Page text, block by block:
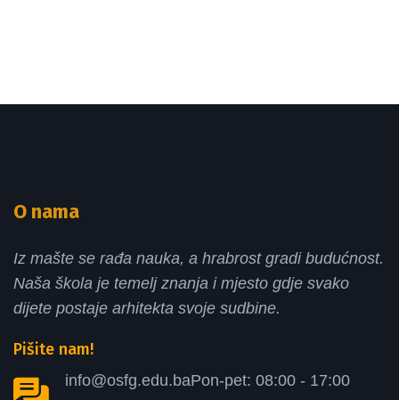
O nama
Iz mašte se rađa nauka, a hrabrost gradi budućnost.
Naša škola je temelj znanja i mjesto gdje svako
dijete postaje arhitekta svoje sudbine.
Pišite nam!
info@osfg.edu.baPon-pet: 08:00 - 17:00